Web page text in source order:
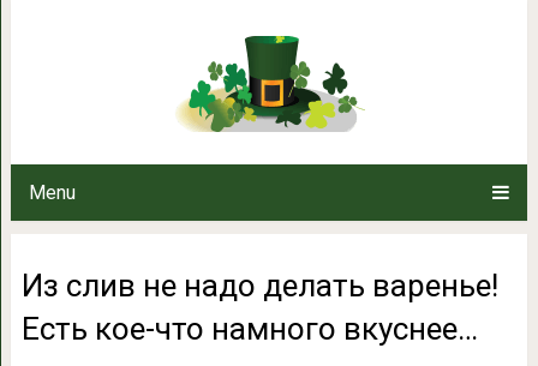
Menu
Из слив не надо делать
Из слив не надо делать варенье!
Есть кое-что намного вкуснее…